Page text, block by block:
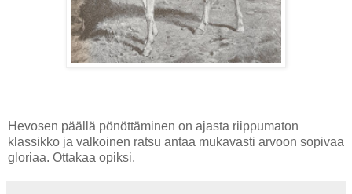
Hevosen päällä pönöttäminen on ajasta riippumaton
klassikko ja valkoinen ratsu antaa mukavasti arvoon sopivaa
gloriaa. Ottakaa opiksi.